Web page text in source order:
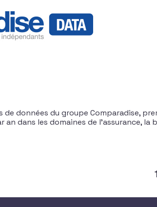
de données du groupe Comparadise,
dans les domaines de l’assurance,